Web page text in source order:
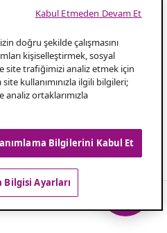
kontrol edin
kelime kullanın
doğru şekilde çalışmasını
kişiselleştirmek, sosyal
site trafiğimizi analiz etmek için
kullanımınızla ilgili bilgileri;
analiz ortaklarımızla
Bilgilerini Kabul Et
Bilgisi Ayarları
Kabul Etmeden Devam Et